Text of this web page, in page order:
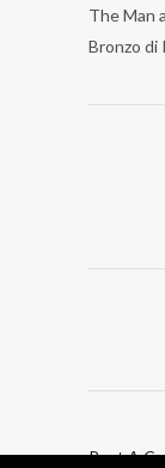
The Man
Bronzo di
Post A